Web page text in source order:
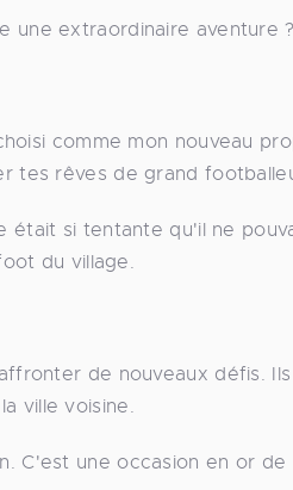
une extraordinaire aventure ?
comme mon nouveau
tes rêves de grand
était si tentante qu'il ne
du village.
de nouveaux défis.
ville voisine.
C'est une occasion en or